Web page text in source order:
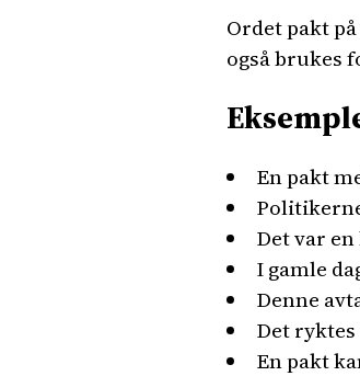
Ordet pakt
også brukes
En pakt
Det var
I gamle
Denne
Det
En pakt